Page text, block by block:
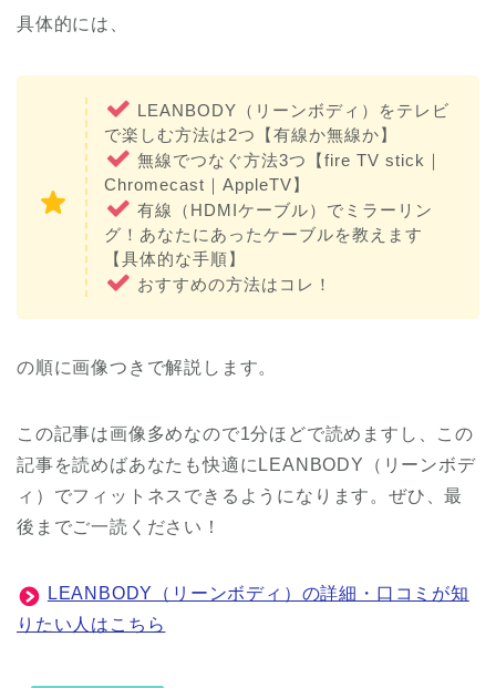
具体的には、
LEANBODY（リーンボディ）をテレビ
で楽しむ方法は2つ【有線か無線か】
無線でつなぐ方法3つ【fire TV stick｜
Chromecast｜AppleTV】
有線（HDMIケーブル）でミラーリン
グ！あなたにあったケーブルを教えます
【具体的な手順】
おすすめの方法はコレ！
の順に画像つきで解説します。
この記事は画像多めなので1分ほどで読めますし、この
記事を読めばあなたも快適にLEANBODY（リーンボデ
ィ）でフィットネスできるようになります。ぜひ、最
後までご一読ください！
LEANBODY（リーンボディ）の詳細・口コミが知
りたい人はこちら